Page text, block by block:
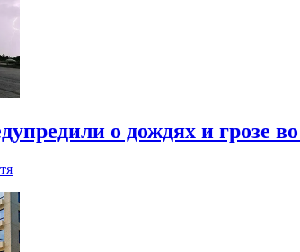
о дождях и грозе